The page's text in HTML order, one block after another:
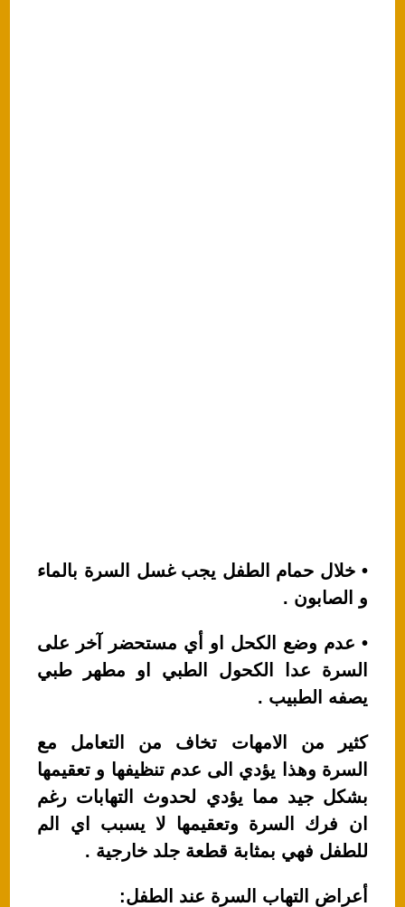
• خلال حمام الطفل يجب غسل السرة بالماء
و الصابون .
• عدم وضع الكحل او أي مستحضر آخر على
السرة عدا الكحول الطبي او مطهر طبي
يصفه الطبيب .
كثير من الامهات تخاف من التعامل مع
السرة وهذا يؤدي الى عدم تنظيفها و تعقيمها
بشكل جيد مما يؤدي لحدوث التهابات رغم
ان فرك السرة وتعقيمها لا يسبب اي الم
للطفل فهي بمثابة قطعة جلد خارجية .
أعراض التهاب السرة عند الطفل: